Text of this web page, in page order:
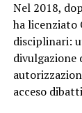
Nel 2018,
ha licenziato
disciplinari:
divulgazione
acceso